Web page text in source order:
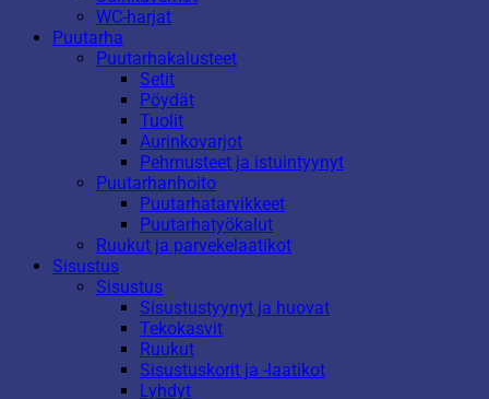
WC-harjat
Puutarha
Puutarhakalusteet
Setit
Pöydät
Tuolit
Aurinkovarjot
Pehmusteet ja istuintyynyt
Puutarhanhoito
Puutarhatarvikkeet
Puutarhatyökalut
Ruukut ja parvekelaatikot
Sisustus
Sisustus
Sisustustyynyt ja huovat
Tekokasvit
Ruukut
Sisustuskorit ja -laatikot
Lyhdyt